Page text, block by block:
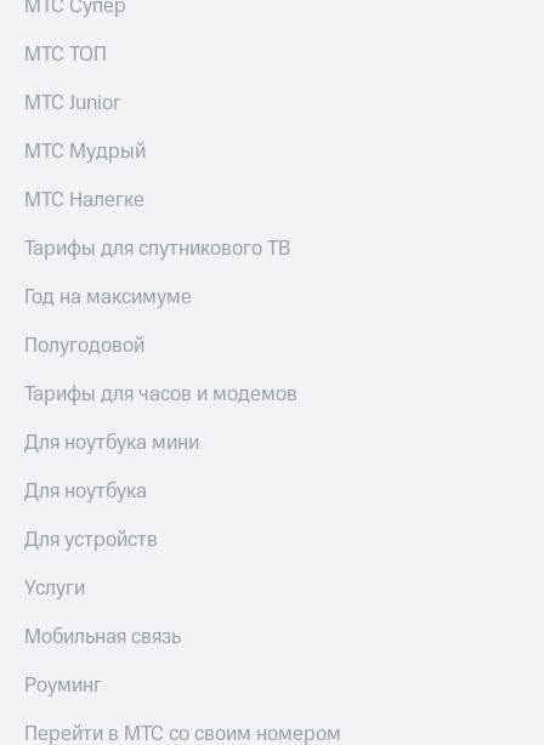
МТС Супер
МТС ТОП
МТС Junior
МТС Мудрый
МТС Налегке
Тарифы для спутникового ТВ
Год на максимуме
Полугодовой
Тарифы для часов и модемов
Для ноутбука мини
Для ноутбука
Для устройств
Услуги
Мобильная связь
Роуминг
Перейти в МТС со своим номером